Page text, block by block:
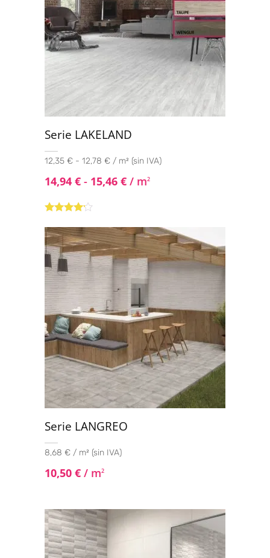
Serie LAKELAND
12,35 € - 12,78 € / m² (sin IVA)
14,94 € - 15,46 € / m2
con4.00
de 5
Serie LANGREO
8,68 € / m² (sin IVA)
10,50 € / m2